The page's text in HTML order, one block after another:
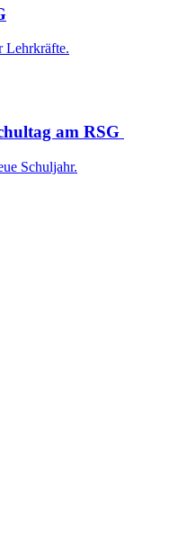
Lehrkräfte.
am RSG
Schuljahr.